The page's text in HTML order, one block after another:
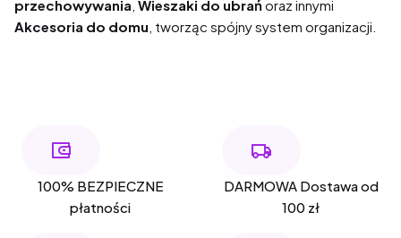
przechowywania Wieszaki do ubrańoraz innymi
Akcesoria do domu , tworząc spójny system organizacji.
100% BEZPIECZNE
płatności
DARMOWA Dostawa od
100 zł